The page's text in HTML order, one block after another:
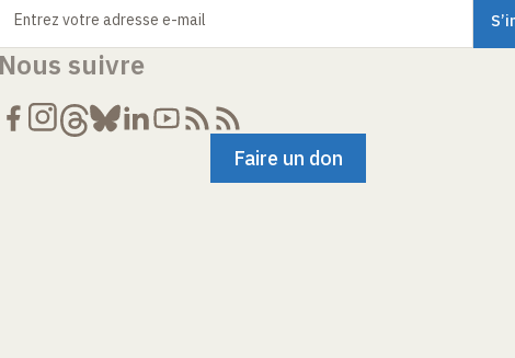
Entrez votre adresse e-mail
suivre
Faire un don